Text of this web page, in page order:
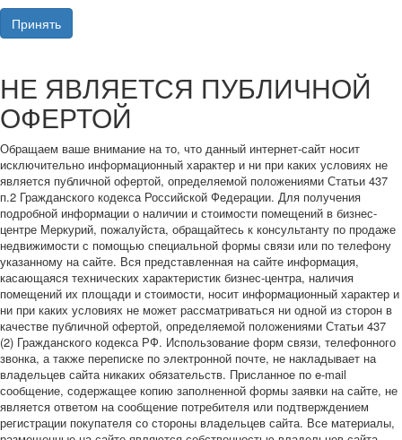
Принять
НЕ ЯВЛЯЕТСЯ ПУБЛИЧНОЙ
ОФЕРТОЙ
Обращаем ваше внимание на то, что данный интернет-сайт носит
исключительно информационный характер и ни при каких условиях не
является публичной офертой, определяемой положениями Статьи 437
п.2 Гражданского кодекса Российской Федерации. Для получения
подробной информации о наличии и стоимости помещений в бизнес-
центре Меркурий, пожалуйста, обращайтесь к консультанту по продаже
недвижимости с помощью специальной формы связи или по телефону
указанному на сайте. Вся представленная на сайте информация,
касающаяся технических характеристик бизнес-центра, наличия
помещений их площади и стоимости, носит информационный характер и
ни при каких условиях не может рассматриваться ни одной из сторон в
качестве публичной офертой, определяемой положениями Статьи 437
(2) Гражданского кодекса РФ. Использование форм связи, телефонного
звонка, а также переписке по электронной почте, не накладывает на
владельцев сайта никаких обязательств. Присланное по e-mail
сообщение, содержащее копию заполненной формы заявки на сайте, не
является ответом на сообщение потребителя или подтверждением
регистрации покупателя со стороны владельцев сайта. Все материалы,